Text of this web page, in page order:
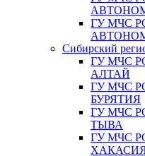
ГУ МЧС
Сибирский
ГУ МЧС
АЛТАЙ
ГУ МЧС
БУРЯТИЯ
ГУ МЧС
ТЫВА
ГУ МЧС